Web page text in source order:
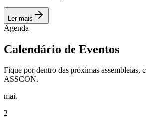
Ler mais
Agenda
Calendário de Eventos
Fique por dentro das próximas assembleias,
ASSCON.
mai.
2